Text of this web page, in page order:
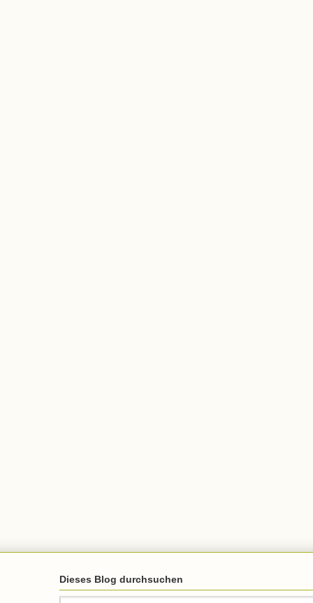
Dieses Blog durchsuchen